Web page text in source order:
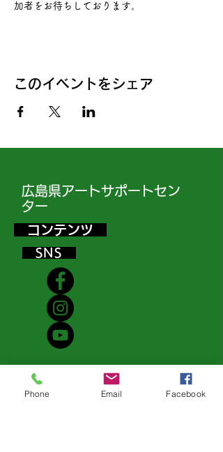
加者をお待ちしております。
このイベントをシェア
広島県アートサポートセン
ター
コンテンツ
SNS
Phone Email Facebook